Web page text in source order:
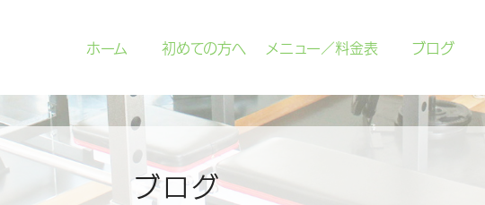
ホーム 初めての方へ メニュー／料金表 ブログ
ブログ